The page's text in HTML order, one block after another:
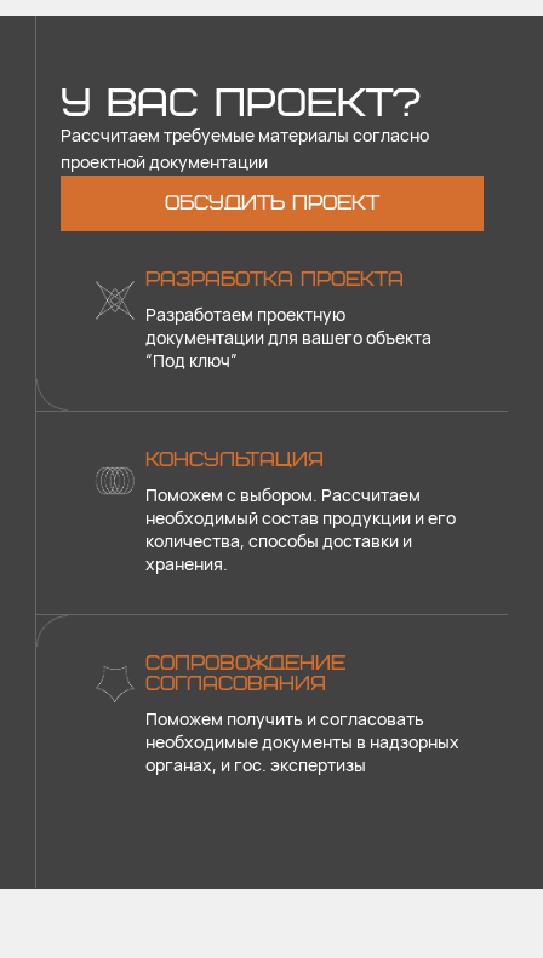
У ВАС ПРОЕКТ?
Рассчитаем требуемые материалы согласно
проектной документации
ОБСУДИТЬ ПРОЕКТ
РАЗРАБОТКА ПРОЕКТА
Разработаем проектную
документации для вашего объекта
“Под ключ”
КОНСУЛЬТАЦИЯ
Поможем с выбором. Рассчитаем
необходимый состав продукции и его
количества, способы доставки и
хранения.
СОПРОВОЖДЕНИЕ
СОГЛАСОВАНИЯ
Поможем получить и согласовать
необходимые документы в надзорных
органах, и гос. экспертизы